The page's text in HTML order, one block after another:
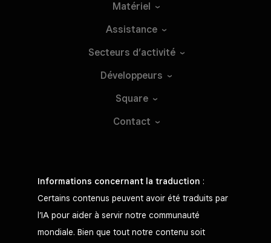
Matériel
Assistance
Secteurs d’activité
Développeurs
Square
Contact
Informations concernant la traduction :
Certains contenus peuvent avoir été traduits par
l’IA pour aider à servir notre communauté
mondiale. Bien que tout notre contenu soit